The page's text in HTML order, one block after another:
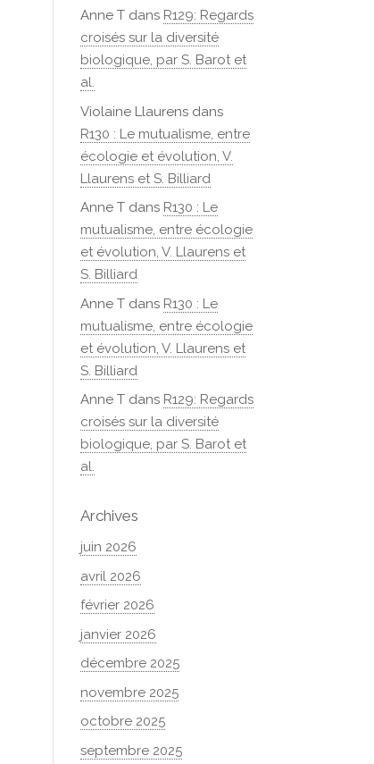
Anne T dans R129: Regards
croisés sur la diversité
biologique, par S. Barot et
al.
Violaine Llaurens dans
R130 : Le mutualisme, entre
écologie et évolution, V.
Llaurens et S. Billiard
Anne T dans R130 : Le
mutualisme, entre écologie
et évolution, V. Llaurens et
S. Billiard
Anne T dans R130 : Le
mutualisme, entre écologie
et évolution, V. Llaurens et
S. Billiard
Anne T dans R129: Regards
croisés sur la diversité
biologique, par S. Barot et
al.
Archives
juin 2026
avril 2026
février 2026
janvier 2026
décembre 2025
novembre 2025
octobre 2025
septembre 2025